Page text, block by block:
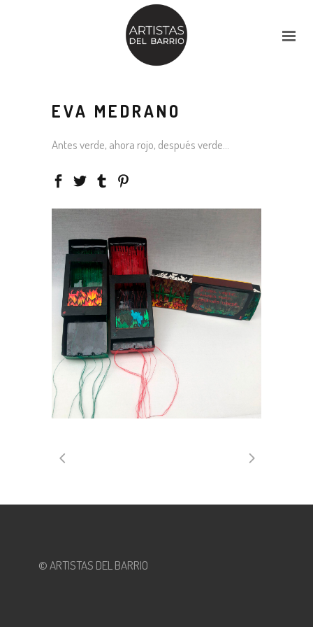
EVA MEDRANO
Antes verde, ahora rojo, después verde…
© ARTISTAS DEL BARRIO